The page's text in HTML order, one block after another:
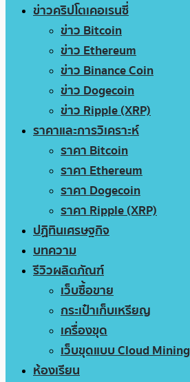
ข่าวคริปโตเคอเรนซี่
ข่าว Bitcoin
ข่าว Ethereum
ข่าว Binance Coin
ข่าว Dogecoin
ข่าว Ripple (XRP)
ราคาและการวิเคราะห์
ราคา Bitcoin
ราคา Ethereum
ราคา Dogecoin
ราคา Ripple (XRP)
ปฏิทินเศรษฐกิจ
บทความ
รีวิวผลิตภัณฑ์
เว็บซื้อขาย
กระเป๋าเก็บเหรียญ
เครื่องขุด
เว็บขุดแบบ Cloud Mining
ห้องเรียน